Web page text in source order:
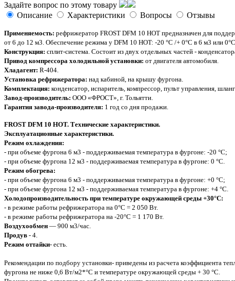
Задайте вопрос по этому товару
Описание
Характеристики Вопросы Отзывы
Применяемость: рефрижератор FROST DFM 10 HOT предназначен для
от 6 до 12 м3. Обеспечение режима у DFM 10 HOT: -20 °C /+ 0°C в 6 м3 или
Конструкция: сплит-система. Состоит из двух отдельных частей -
Привод компрессора холодильной установки: от двигателя автомобиля.
Хладагент: R-404.
Установка рефрижератора: над кабиной, на крышу фургона.
Комплектация: конденсатор, испаритель, компрессор, пульт управления,
Завод-производитель: OOО «ФРОСТ», г. Тольятти.
Гарантия завода-производителя: 1 год со дня продажи.
FROST DFM 10 HOT. Технические характеристики.
Эксплуатационные характеристики.
Режим охлаждения:
- при объеме фургона 6 м3 - поддерживаемая температура в фургоне: -20 °С;
- при объеме фургона 12 м3 - поддерживаемая температура в фургоне: 0 °С.
Режим обогрева:
- при объеме фургона 6 м3 - поддерживаемая температура в фургоне: +0 °С;
- при объеме фургона 12 м3 - поддерживаемая температура в фургоне: +4 °С.
Холодопроизводительность при температуре окружающей среды +30°С:
- в режиме работы рефрижератора на 0°C = 2 050 Вт.
- в режиме работы рефрижератора на -20°C = 1 170 Вт.
Воздухообмен — 900 м3/час.
Продув - 4.
Режим оттайки- есть.
Рекомендации по подбору установки- приведены из расчета коэффициента
фургона не ниже 0,6 Вт/м2*°С и температуре окружающей среды + 30 °С.